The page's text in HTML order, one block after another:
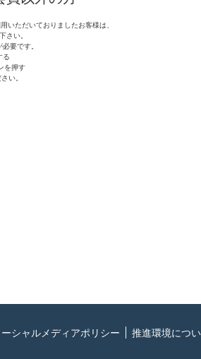
いただいておりましたお客様は、
さい。
要です。
る
を押す
い。
ーシャルメディアポリシー 推進環境につ